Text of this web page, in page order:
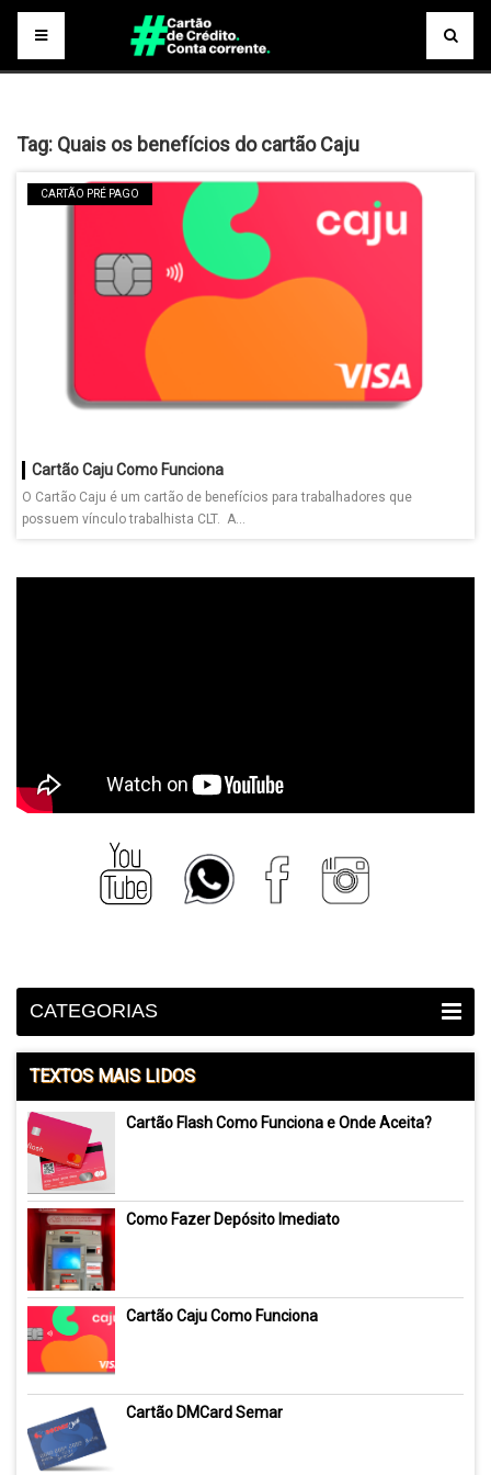
Tag: Quais os benefícios do cartão Caju
CARTÃO PRÉ PAGO
Cartão Caju Como Funciona
O Cartão Caju é um cartão de benefícios para trabalhadores que
possuem vínculo trabalhista CLT. A...
CATEGORIAS
TEXTOS MAIS LIDOS
Cartão Flash Como Funciona e Onde Aceita?
Como Fazer Depósito Imediato
Cartão Caju Como Funciona
Cartão DMCard Semar